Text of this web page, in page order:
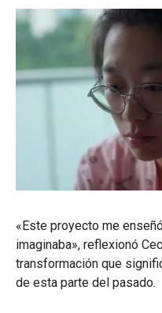
«Este proyecto me
imaginaba», reflexionó
transformación que
de esta parte del pasado.